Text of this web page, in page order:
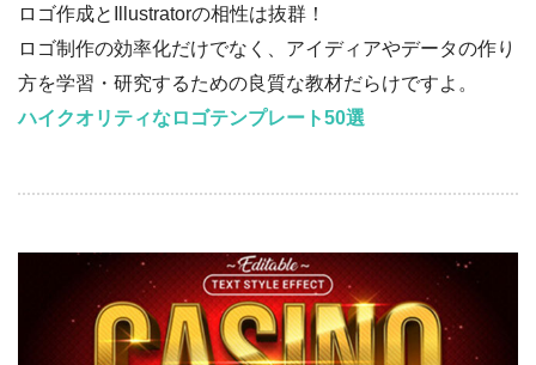
ロゴ作成とIllustratorの相性は抜群！
ロゴ制作の効率化だけでなく、アイディアやデータの作り
方を学習・研究するための良質な教材だらけですよ。
ハイクオリティなロゴテンプレート50選